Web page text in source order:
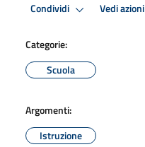
Condividi Vedi azioni
Categorie:
Scuola
Argomenti:
Istruzione